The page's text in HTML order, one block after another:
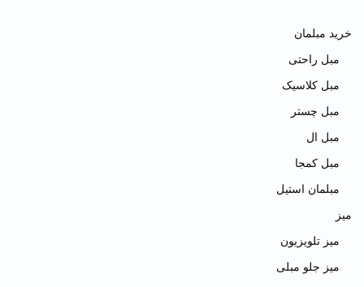
خرید مبلمان
مبل راحتی
مبل کلاسیک
مبل چستر
مبل ال
مبل کمجا
مبلمان استیل
میز
میز تلویزیون
میز جلو مبلی